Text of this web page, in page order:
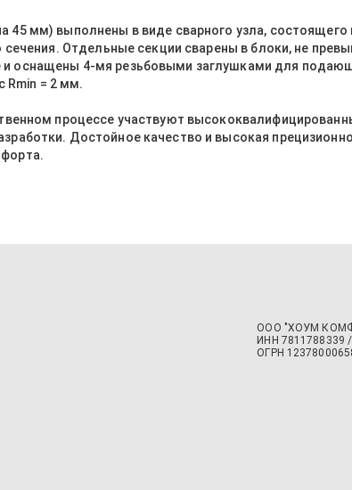
мм) выполнены в виде сварного узла, состоящего
сечения. Отдельные секции сварены в блоки, не
оснащены 4-мя резьбовыми заглушками для
Rmin = 2 мм.
процессе участвуют
Достойное качество и высокая
ООО "ХОУМ
‍ИНН 7811788339
ОГРН